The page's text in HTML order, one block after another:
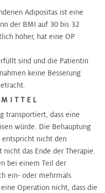
Adipositas ist eine
der BMI auf 30 bis 32
höher, hat eine OP
sind und die Patientin
keine Besserung
transportiert, dass eine
würde. Die Behauptung
entspricht nicht den
das Ende der Therapie.
bei einem Teil der
ein- oder mehrmals
Operation nicht, dass die